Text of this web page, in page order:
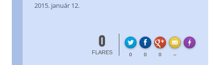
2015. január 12.
0
FLARES 0 0 0 --
Made with